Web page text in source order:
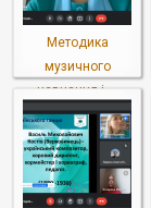
Методика
музичного
навчання і ...